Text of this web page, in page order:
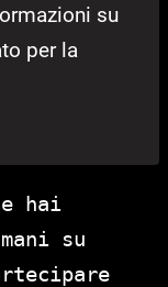
su
per la
hai
su